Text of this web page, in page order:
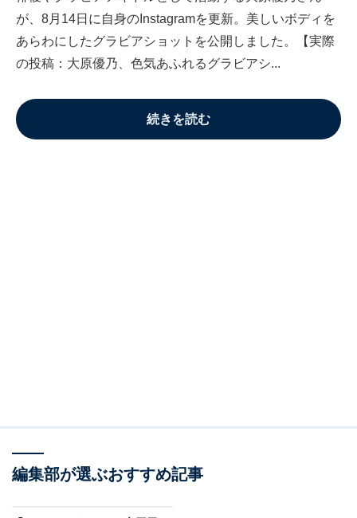
が、8月14日に自身のInstagramを更新。美しいボディを
あらわにしたグラビアショットを公開しました。【実際
の投稿：大原優乃、色気あふれるグラビアシ...
続きを読む
編集部が選ぶおすすめ記事